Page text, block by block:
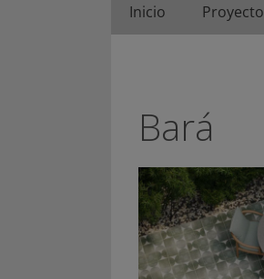
Inicio Proyecto
Bará